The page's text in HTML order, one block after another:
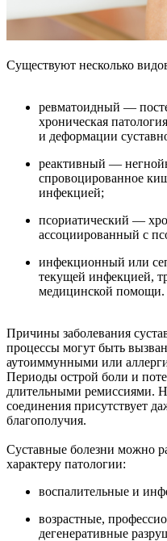
Существуют несколько
ревматоидный —
хроническая
и деформации
реактивный —
спровоцированное
инфекцией;
псориатический —
ассоциированный с
инфекционный или
текущей инфекцией,
медицинской помощи.
Причины заболевания
процессы могут быть
аутоиммунными или
Периоды острой боли и
длительными ремиссиями.
соединения присутствует
благополучия.
Суставные болезни можно
характеру патологии:
воспалительные и
возрастные,
дегенеративные